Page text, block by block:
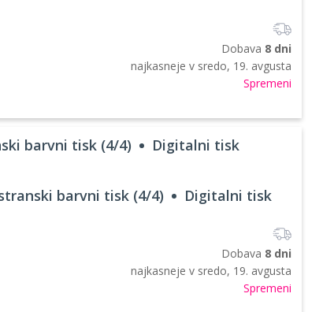
Dobava 8 dni
najkasneje v sredo, 19. avgusta
Spremeni
barvni tisk (4/4) Digitalni tisk
barvni tisk (4/4) Digitalni tisk
Dobava 8 dni
najkasneje v sredo, 19. avgusta
Spremeni